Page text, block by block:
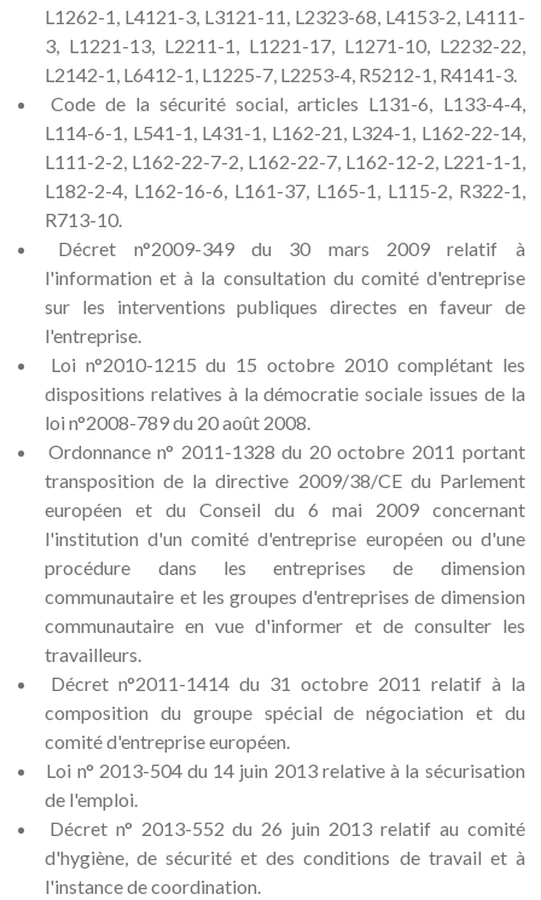
L1262-1, L4121-3, L3121-11, L2323-68, L4153-2, L4111-
3, L1221-13, L2211-1, L1221-17, L1271-10, L2232-22,
L2142-1, L6412-1, L1225-7, L2253-4, R5212-1, R4141-3.
Code de la sécurité social, articles L131-6, L133-4-4,
L114-6-1, L541-1, L431-1, L162-21, L324-1, L162-22-14,
L111-2-2, L162-22-7-2, L162-22-7, L162-12-2, L221-1-1,
L182-2-4, L162-16-6, L161-37, L165-1, L115-2, R322-1,
R713-10.
Décret n°2009-349 du 30 mars 2009 relatif à
l'information et à la consultation du comité d'entreprise
sur les interventions publiques directes en faveur de
l'entreprise.
Loi n°2010-1215 du 15 octobre 2010 complétant les
dispositions relatives à la démocratie sociale issues de la
loi n°2008-789 du 20 août 2008.
Ordonnance n° 2011-1328 du 20 octobre 2011 portant
transposition de la directive 2009/38/CE du Parlement
européen et du Conseil du 6 mai 2009 concernant
l'institution d'un comité d'entreprise européen ou d'une
procédure dans les entreprises de dimension
communautaire et les groupes d'entreprises de dimension
communautaire en vue d'informer et de consulter les
travailleurs.
Décret n°2011-1414 du 31 octobre 2011 relatif à la
composition du groupe spécial de négociation et du
comité d'entreprise européen.
Loi n° 2013-504 du 14 juin 2013 relative à la sécurisation
de l'emploi.
Décret n° 2013-552 du 26 juin 2013 relatif au comité
d'hygiène, de sécurité et des conditions de travail et à
l'instance de coordination.